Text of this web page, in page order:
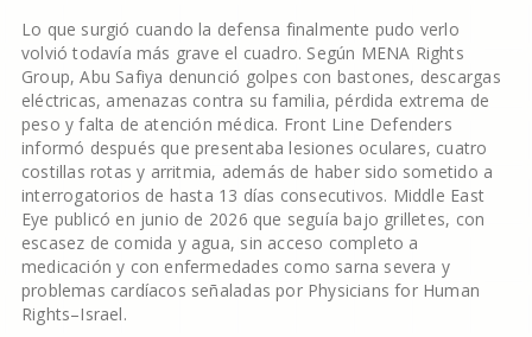
Lo que surgió cuando la defensa finalmente pudo verlo
volvió todavía más grave el cuadro. Según MENA Rights
Group, Abu Safiya denunció golpes con bastones, descargas
eléctricas, amenazas contra su familia, pérdida extrema de
peso y falta de atención médica. Front Line Defenders
informó después que presentaba lesiones oculares, cuatro
costillas rotas y arritmia, además de haber sido sometido a
interrogatorios de hasta 13 días consecutivos. Middle East
Eye publicó en junio de 2026 que seguía bajo grilletes, con
escasez de comida y agua, sin acceso completo a
medicación y con enfermedades como sarna severa y
problemas cardíacos señaladas por Physicians for Human
Rights–Israel.